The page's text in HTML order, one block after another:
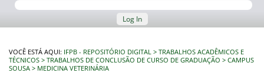
Log In
VOCÊ ESTÁ AQUI: IFPB - REPOSITÓRIO DIGITAL
TRABALHOS ACADÊMICOS E
TÉCNICOS
TRABALHOS DE CONCLUSÃO DE CURSO DE GRADUAÇÃO
CAMPUS
SOUSA
MEDICINA VETERINÁRIA